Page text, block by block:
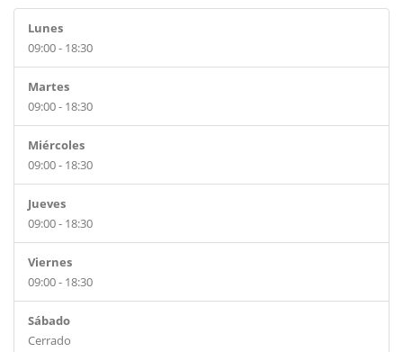
Lunes
09:00 - 18:30
Martes
09:00 - 18:30
Miércoles
09:00 - 18:30
Jueves
09:00 - 18:30
Viernes
09:00 - 18:30
Sábado
Cerrado